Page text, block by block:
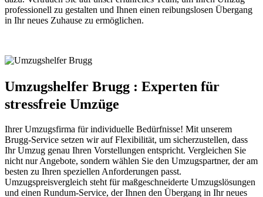
professionell zu gestalten und Ihnen einen reibungslosen Übergang
in Ihr neues Zuhause zu ermöglichen.
Umzugshelfer Brugg : Experten für
stressfreie Umzüge
Ihrer Umzugsfirma für individuelle Bedürfnisse! Mit unserem
Brugg-Service setzen wir auf Flexibilität, um sicherzustellen, dass
Ihr Umzug genau Ihren Vorstellungen entspricht. Vergleichen Sie
nicht nur Angebote, sondern wählen Sie den Umzugspartner, der am
besten zu Ihren speziellen Anforderungen passt.
Umzugspreisvergleich steht für maßgeschneiderte Umzugslösungen
und einen Rundum-Service, der Ihnen den Übergang in Ihr neues